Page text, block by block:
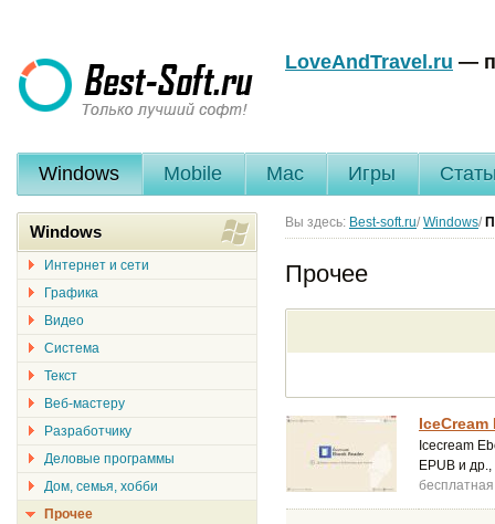
LoveAndTravel.ru —
Windows Mobile Mac Игры
Вы здесь: Best-soft.ru/ Windows/
Прочее
IceCream
Icecream
EPUB и
бесплатная
Windows
Интернет и сети
Графика
Видео
Система
Текст
Веб-мастеру
Разработчику
Деловые программы
Дом, семья, хобби
Прочее